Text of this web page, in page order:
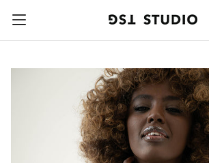
PRZEJDŹ
DO
TREŚCI